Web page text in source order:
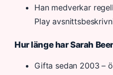
Han medverkar
Play
Hur länge har Sarah
Gifta sedan 2003 –